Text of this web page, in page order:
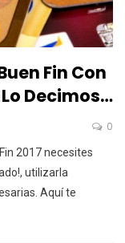
Fin Con
Decimos…
0
2017 necesites
utilizarla
Aquí te